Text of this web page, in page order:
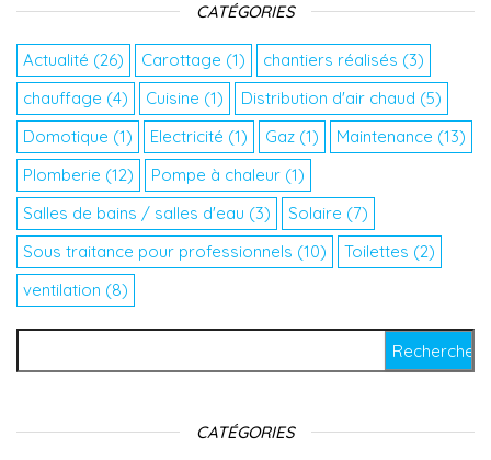
CATÉGORIES
Actualité (26) Carottage (1) chantiers réalisés (3)
chauffage (4) Cuisine (1) Distribution d'air chaud (5)
Domotique (1) Electricité (1) Gaz (1) Maintenance (13)
Plomberie (12) Pompe à chaleur (1)
Salles de bains / salles d'eau (3) Solaire (7)
Sous traitance pour professionnels (10) Toilettes (2)
ventilation (8)
CATÉGORIES